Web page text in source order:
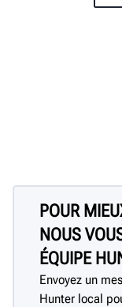
POUR
NOUS
ÉQUIPE
Envoyez un
Hunter local